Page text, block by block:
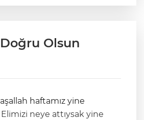
Olsun
haftamız yine
neye attıysak yine